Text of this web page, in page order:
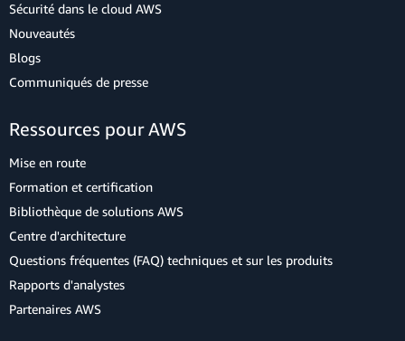
Sécurité dans le cloud AWS
Nouveautés
Blogs
Communiqués de presse
Ressources pour AWS
Mise en route
Formation et certification
Bibliothèque de solutions AWS
Centre d'architecture
Questions fréquentes (FAQ) techniques et sur les produits
Rapports d'analystes
Partenaires AWS